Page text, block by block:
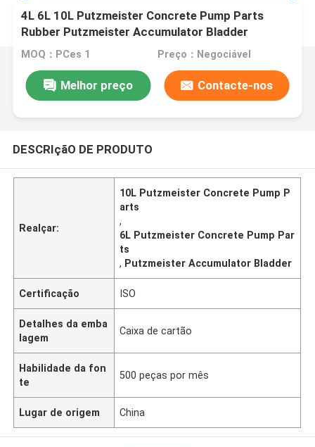
4L 6L 10L Putzmeister Concrete Pump Parts
Rubber Putzmeister Accumulator Bladder
MOQ：PCes 1 Preço：Negociável
Melhor preço Contacte-nos
DESCRIçãO DE PRODUTO
Realçar:
10L Putzmeister Concrete Pump P
arts
,
6L Putzmeister Concrete Pump Par
ts
, Putzmeister Accumulator Bladder
Certificação ISO
Detalhes da emba
lagem
Caixa de cartão
Habilidade da fon
te
500 peças por mês
Lugar de origem China